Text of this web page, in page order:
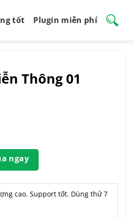
tốt Plugin miễn phí
Thông 01
ngay
cao. Support tốt. Dùng thử 7